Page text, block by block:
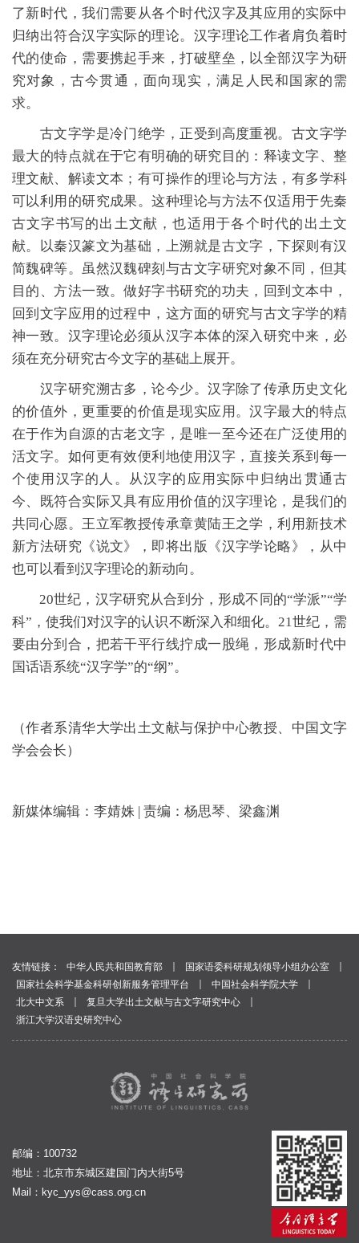
了新时代，我们需要从各个时代汉字及其应用的实际中
归纳出符合汉字实际的理论。汉字理论工作者肩负着时
代的使命，需要携起手来，打破壁垒，以全部汉字为研
究对象，古今贯通，面向现实，满足人民和国家的需
求。
古文字学是冷门绝学，正受到高度重视。古文字学
最大的特点就在于它有明确的研究目的：释读文字、整
理文献、解读文本；有可操作的理论与方法，有多学科
可以利用的研究成果。这种理论与方法不仅适用于先秦
古文字书写的出土文献，也适用于各个时代的出土文
献。以秦汉篆文为基础，上溯就是古文字，下探则有汉
简魏碑等。虽然汉魏碑刻与古文字研究对象不同，但其
目的、方法一致。做好字书研究的功夫，回到文本中，
回到文字应用的过程中，这方面的研究与古文字学的精
神一致。汉字理论必须从汉字本体的深入研究中来，必
须在充分研究古今文字的基础上展开。
汉字研究溯古多，论今少。汉字除了传承历史文化
的价值外，更重要的价值是现实应用。汉字最大的特点
在于作为自源的古老文字，是唯一至今还在广泛使用的
活文字。如何更有效便利地使用汉字，直接关系到每一
个使用汉字的人。从汉字的应用实际中归纳出贯通古
今、既符合实际又具有应用价值的汉字理论，是我们的
共同心愿。王立军教授传承章黄陆王之学，利用新技术
新方法研究《说文》，即将出版《汉字学论略》，从中
也可以看到汉字理论的新动向。
20世纪，汉字研究从合到分，形成不同的“学派”“学
科”，使我们对汉字的认识不断深入和细化。21世纪，需
要由分到合，把若干平行线拧成一股绳，形成新时代中
国话语系统“汉字学”的“纲”。
（作者系清华大学出土文献与保护中心教授、中国文字
学会会长）
新媒体编辑：李婧姝 | 责编：杨思琴、梁鑫渊
友情链接： 中华人民共和国教育部 国家语委科研规划领导小组办公室
国家社会科学基金科研创新服务管理平台
中国社会科学院大学
北大中文系
复旦大学出土文献与古文字研究中心
浙江大学汉语史研究中心
邮编：100732
地址：北京市东城区建国门内大街5号
Mail： kyc_yys@cass.org.cn